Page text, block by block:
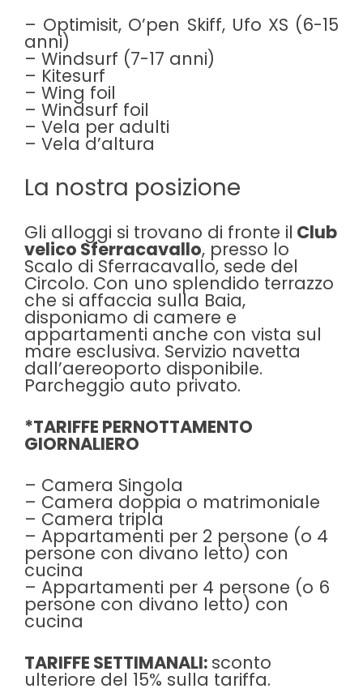
– Optimisit, O’pen Skiff, Ufo XS (6-15
anni)
– Windsurf (7-17 anni)
– Kitesurf
– Wing foil
– Windsurf foil
– Vela per adulti
– Vela d’altura
La nostra posizione
Gli alloggi si trovano di fronte il Club
velico Sferracavallo, presso lo
Scalo di Sferracavallo, sede del
Circolo. Con uno splendido terrazzo
che si affaccia sulla Baia,
disponiamo di camere e
appartamenti anche con vista sul
mare esclusiva. Servizio navetta
dall’aereoporto disponibile.
Parcheggio auto privato.
*TARIFFE PERNOTTAMENTO
GIORNALIERO
– Camera Singola
– Camera doppia o matrimoniale
– Camera tripla
– Appartamenti per 2 persone (o 4
persone con divano letto) con
cucina
– Appartamenti per 4 persone (o 6
persone con divano letto) con
cucina
TARIFFE SETTIMANALI: sconto
ulteriore del 15% sulla tariffa.